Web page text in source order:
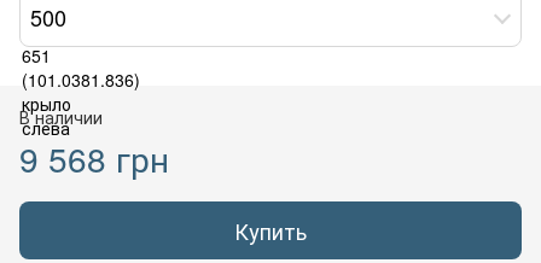
500
В наличии
9 568 грн
Купить